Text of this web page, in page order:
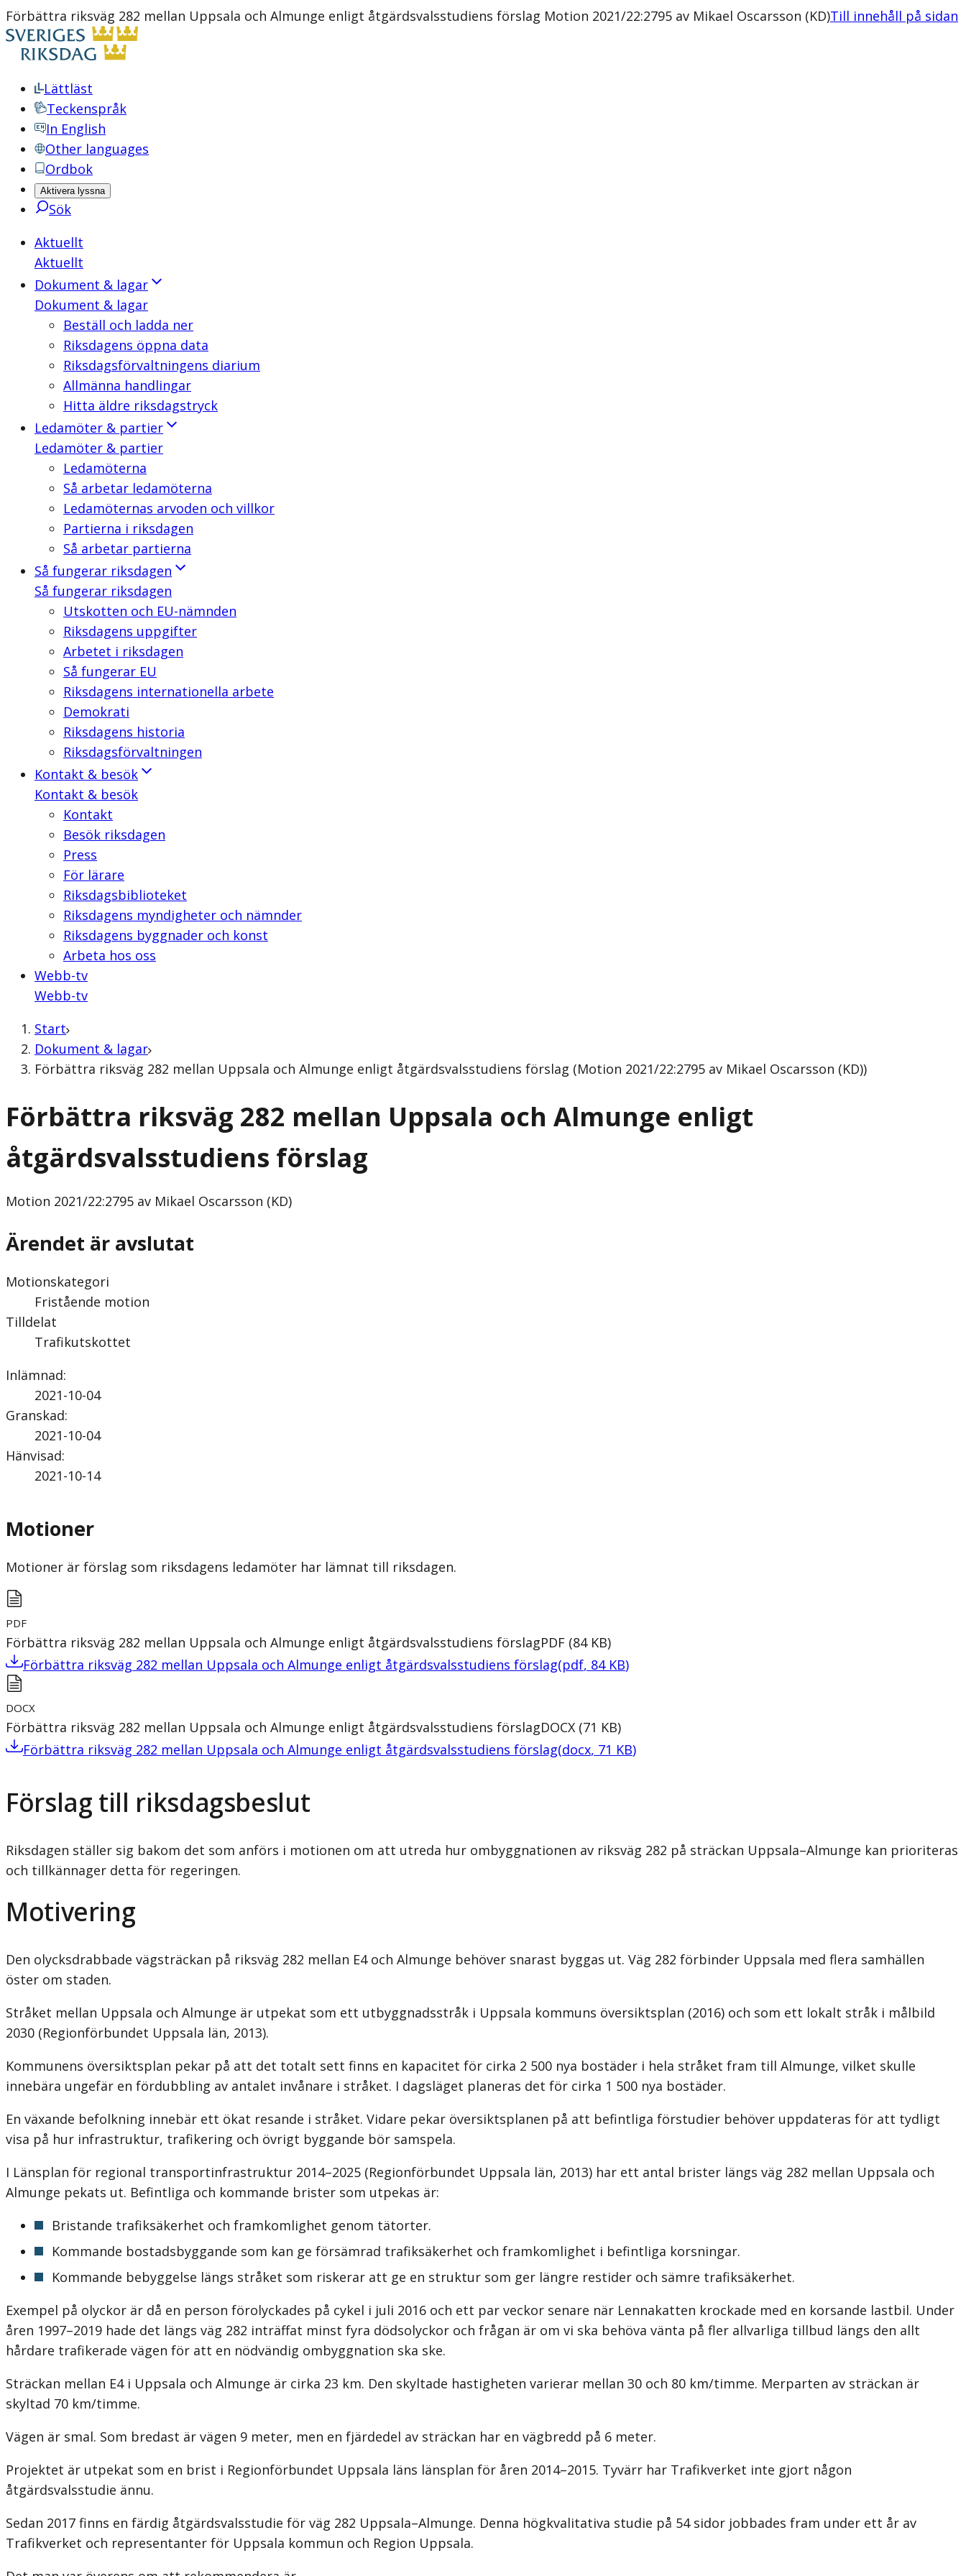
Förbättra riksväg 282 mellan Uppsala och Almunge enligt åtgärdsvalsstudiens förslag Motion 2021/22:2795 av Mikael Oscarsson (KD)Till innehåll på sidan
Lättläst
Teckenspråk
In English
Other languages
Ordbok
Aktivera lyssna
Sök
Aktuellt
Aktuellt
Dokument & lagar
Dokument & lagar
Beställ och ladda ner
Riksdagens öppna data
Riksdagsförvaltningens diarium
Allmänna handlingar
Hitta äldre riksdagstryck
Ledamöter & partier
Ledamöter & partier
Ledamöterna
Så arbetar ledamöterna
Ledamöternas arvoden och villkor
Partierna i riksdagen
Så arbetar partierna
Så fungerar riksdagen
Så fungerar riksdagen
Utskotten och EU-nämnden
Riksdagens uppgifter
Arbetet i riksdagen
Så fungerar EU
Riksdagens internationella arbete
Demokrati
Riksdagens historia
Riksdagsförvaltningen
Kontakt & besök
Kontakt & besök
Kontakt
Besök riksdagen
Press
För lärare
Riksdagsbiblioteket
Riksdagens myndigheter och nämnder
Riksdagens byggnader och konst
Arbeta hos oss
Webb-tv
Webb-tv
Start
Dokument & lagar
Förbättra riksväg 282 mellan Uppsala och Almunge enligt åtgärdsvalsstudiens förslag (Motion 2021/22:2795 av Mikael Oscarsson (KD))
Förbättra riksväg 282 mellan Uppsala och Almunge enligt
åtgärdsvalsstudiens förslag
Motion 2021/22:2795 av Mikael Oscarsson (KD)
Ärendet är avslutat
Motionskategori
Fristående motion
Tilldelat
Trafikutskottet
Inlämnad:
2021-10-04
Granskad:
2021-10-04
Hänvisad:
2021-10-14
Motioner
Motioner är förslag som riksdagens ledamöter har lämnat till riksdagen.
PDF
Förbättra riksväg 282 mellan Uppsala och Almunge enligt åtgärdsvalsstudiens förslagPDF (84 KB)
Förbättra riksväg 282 mellan Uppsala och Almunge enligt åtgärdsvalsstudiens förslag(pdf, 84 KB)
DOCX
Förbättra riksväg 282 mellan Uppsala och Almunge enligt åtgärdsvalsstudiens förslagDOCX (71 KB)
Förbättra riksväg 282 mellan Uppsala och Almunge enligt åtgärdsvalsstudiens förslag(docx, 71 KB)
Förslag till riksdagsbeslut
Riksdagen ställer sig bakom det som anförs i motionen om att utreda hur ombyggnationen av riksväg 282 på sträckan Uppsala–Almunge kan prioriteras
och tillkännager detta för regeringen.
Motivering
Den olycksdrabbade vägsträckan på riksväg 282 mellan E4 och Almunge behöver snarast byggas ut. Väg 282 förbinder Uppsala med flera samhällen
öster om staden.
Stråket mellan Uppsala och Almunge är utpekat som ett utbyggnadsstråk i Uppsala kommuns översiktsplan (2016) och som ett lokalt stråk i målbild
2030 (Regionförbundet Uppsala län, 2013).
Kommunens översiktsplan pekar på att det totalt sett finns en kapacitet för cirka 2 500 nya bostäder i hela stråket fram till Almunge, vilket skulle
innebära ungefär en fördubbling av antalet invånare i stråket. I dagsläget planeras det för cirka 1 500 nya bostäder.
En växande befolkning innebär ett ökat resande i stråket. Vidare pekar översikts­planen på att befintliga förstudier behöver uppdateras för att tydligt
visa på hur infra­struktur, trafikering och övrigt byggande bör samspela.
I Länsplan för regional transportinfrastruktur 2014–2025 (Regionförbundet Uppsala län, 2013) har ett antal brister längs väg 282 mellan Uppsala och
Almunge pekats ut. Befintliga och kommande brister som utpekas är:
Bristande trafiksäkerhet och framkomlighet genom tätorter.
Kommande bostadsbyggande som kan ge försämrad trafiksäkerhet och framkom­lighet i befintliga korsningar.
Kommande bebyggelse längs stråket som riskerar att ge en struktur som ger längre restider och sämre trafiksäkerhet.
Exempel på olyckor är då en person förolyckades på cykel i juli 2016 och ett par veckor senare när Lennakatten krockade med en korsande lastbil. Under
åren 1997–2019 hade det längs väg 282 inträffat minst fyra dödsolyckor och frågan är om vi ska behöva vänta på fler allvarliga tillbud längs den allt
hårdare trafikerade vägen för att en nödvändig ombyggnation ska ske.
Sträckan mellan E4 i Uppsala och Almunge är cirka 23 km. Den skyltade hastig­heten varierar mellan 30 och 80 km/timme. Merparten av sträckan är
skyltad 70 km/timme.
Vägen är smal. Som bredast är vägen 9 meter, men en fjärdedel av sträckan har en vägbredd på 6 meter.
Projektet är utpekat som en brist i Regionförbundet Uppsala läns länsplan för åren 2014–2015. Tyvärr har Trafikverket inte gjort någon
åtgärdsvalsstudie ännu.
Sedan 2017 finns en färdig åtgärdsvalsstudie för väg 282 Uppsala–Almunge. Denna högkvalitativa studie på 54 sidor jobbades fram under ett år av
Trafikverket och repre­sentanter för Uppsala kommun och Region Uppsala.